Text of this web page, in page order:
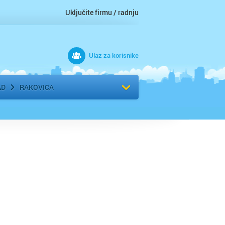
Uključite firmu / radnju
Ulaz za korisnike
RAKOVICA